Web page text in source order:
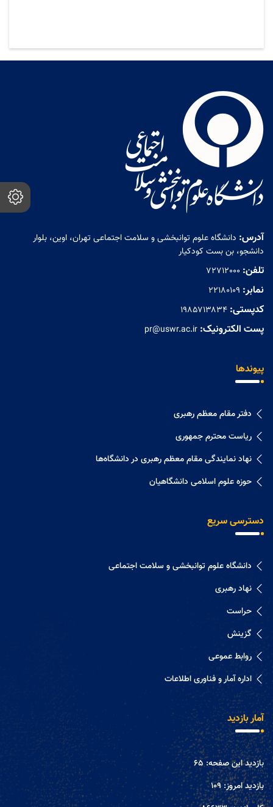
آدرس: دانشگاه علوم توانبخشی و سلامت اجتماعی تهران، اوین، بلوار
دانشجو، بن بست کودکیار
تلفن: 72712000
نمابر: ۲۲۱۸۰۱۰۹
کدپستی: ۱۹۸۵۷۱۳۸۳۴
پست الکترونیک: pr@uswr.ac.ir
پیوندها
دفتر مقام معظم رهبری
ریاست محترم جمهوری
نهاد نمايندگی مقام معظم رهبری در دانشگاه‌ها
حوزه علوم اسلامی دانشگاهیان
دسترسی سریع
دانشگاه علوم توانبخشی و سلامت اجتماعی
نهاد رهبری
حراست
گزینش
روابط عموعی
اداره آمار و فناوری اطلاعات
آمار بازدید
بازدید این صفحه:65
بازدید امروز:109